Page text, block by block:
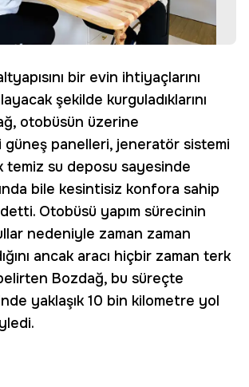
bir evin ihtiyaçlarını
şekilde kurguladıklarını
otobüsün üzerine
panelleri, jeneratör sistemi
temiz su deposu sayesinde
bile kesintisiz konfora sahip
Otobüsü yapım sürecinin
nedeniyle zaman zaman
ancak aracı hiçbir zaman terk
Bozdağ, bu süreçte
yaklaşık 10 bin kilometre yol